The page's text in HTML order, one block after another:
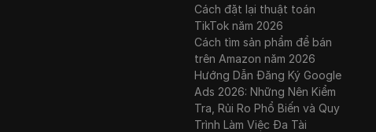
Cách đặt lại thuật toán
TikTok năm 2026
Cách tìm sản phẩm để bán
trên Amazon năm 2026
Hướng Dẫn Đăng Ký Google
Ads 2026: Những Nên Kiểm
Tra, Rủi Ro Phổ Biến và Quy
Trình Làm Việc Đa Tài